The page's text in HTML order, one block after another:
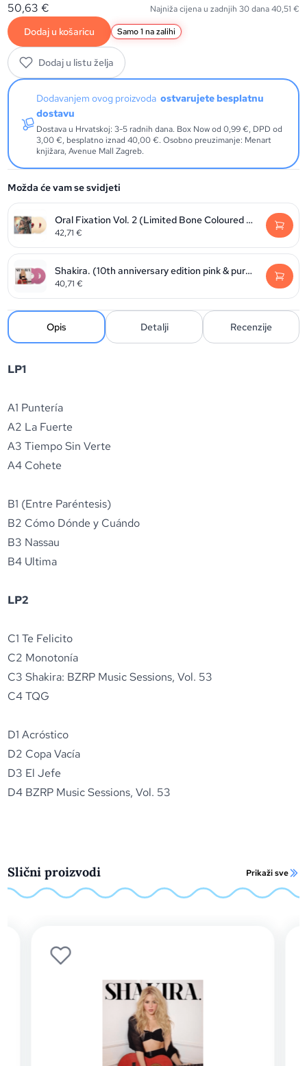
50,63€ Najniža cijena u zadnjih 30 dana40,51 €
Dodaj u košaricu Samo 1 na zalihi
Dodaj u listu želja
Dodavanjem ovog proizvodaostvarujete besplatnu
dostavu
Dostava u Hrvatskoj: 3-5 radnih dana. Box Now od 0,99 €, DPD od
3,00 €, besplatno iznad 40,00 €. Osobno preuzimanje: Menart
knjižara, Avenue Mall Zagreb.
Možda će vam se svidjeti
Oral Fixation Vol. 2 (Limited Bone Coloured Vinyl edition)
42,71€
Shakira. (10th anniversary edition pink & purple vinyl)
40,71€
Opis Detalji Recenzije
LP1
A1 Puntería
A2 La Fuerte
A3 Tiempo Sin Verte
A4 Cohete
B1 (Entre Paréntesis)
B2 Cómo Dónde y Cuándo
B3 Nassau
B4 Ultima
LP2
C1 Te Felicito
C2 Monotonía
C3 Shakira: BZRP Music Sessions, Vol. 53
C4 TQG
D1 Acróstico
D2 Copa Vacía
D3 El Jefe
D4 BZRP Music Sessions, Vol. 53
Slični proizvodi Prikaži sve